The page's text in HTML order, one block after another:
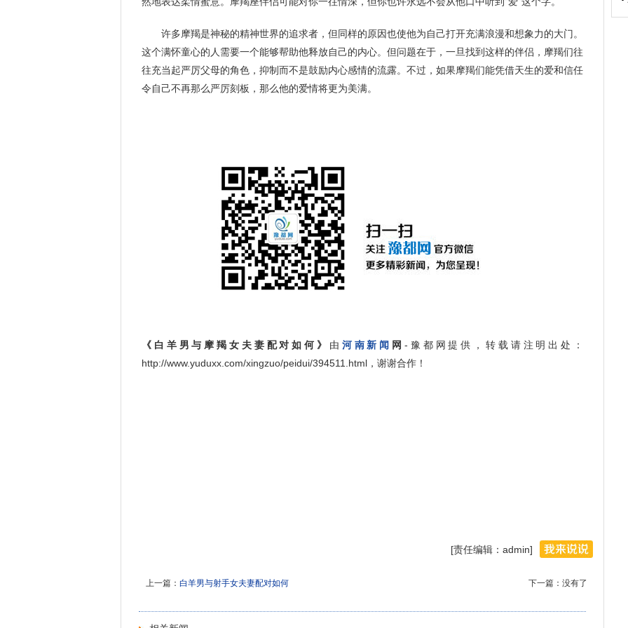
许多摩羯是神秘的精神世界的追求者，但同样的原因也使他为自己打开充满浪漫和想象力的大门。
这个满怀童心的人需要一个能够帮助他释放自己的内心。但问题在于，一旦找到这样的伴侣，摩羯们往
往充当起严厉父母的角色，抑制而不是鼓励内心感情的流露。不过，如果摩羯们能凭借天生的爱和信任
令自己不再那么严厉刻板，那么他的爱情将更为美满。
《白羊男与摩羯女夫妻配对如何》 由 河南新闻 网-豫都网提供，转载请注明出处：
http://www.yuduxx.com/xingzuo/peidui/394511.html，谢谢合作！
[责任编辑：admin]
下一篇：没有了
上一篇： 白羊男与射手女夫妻配对如何